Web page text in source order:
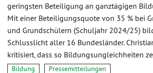
geringsten Beteiligung an ganztägigen
Mit einer Beteiligungsquote von 35 % bei
und Grundschülern (Schuljahr 2024/25)
Schlusslicht aller 16 Bundesländer.
kritisiert, dass so Bildungsungleichheiten
Bildung Pressemitteilungen